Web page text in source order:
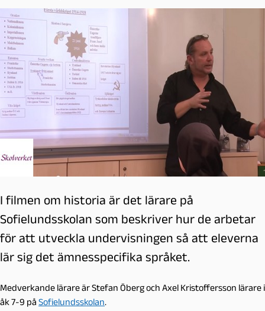
I filmen om historia är det lärare på
Sofielundsskolan som beskriver hur de arbetar
för att utveckla undervisningen så att eleverna
lär sig det ämnesspecifika språket.
Medverkande lärare är Stefan Öberg och Axel Kristoffersson lärare i
åk 7-9 på Sofielundsskolan.